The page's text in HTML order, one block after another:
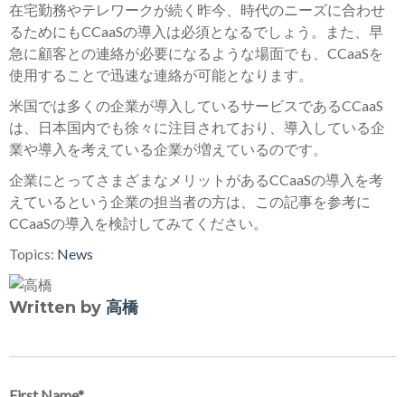
在宅勤務やテレワークが続く昨今、時代のニーズに合わせ
るためにもCCaaSの導入は必須となるでしょう。また、早
急に顧客との連絡が必要になるような場面でも、CCaaSを
使用することで迅速な連絡が可能となります。
米国では多くの企業が導入しているサービスであるCCaaS
は、日本国内でも徐々に注目されており、導入している企
業や導入を考えている企業が増えているのです。
企業にとってさまざまなメリットがあるCCaaSの導入を考
えているという企業の担当者の方は、この記事を参考に
CCaaSの導入を検討してみてください。
Topics: News
Written by 高橋